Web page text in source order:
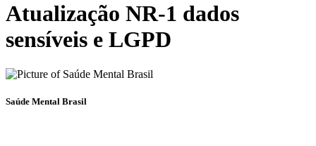
Atualização NR-1 dados
sensíveis e LGPD
Saúde Mental Brasil